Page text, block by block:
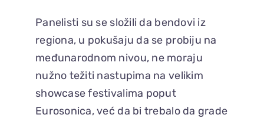
Panelisti su se složili da bendovi iz
regiona, u pokušaju da se probiju na
međunarodnom nivou, ne moraju
nužno težiti nastupima na velikim
showcase festivalima poput
Eurosonica, već da bi trebalo da grade